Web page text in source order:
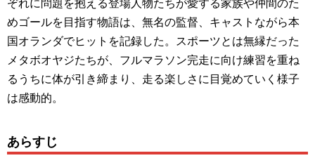
めゴールを目指す物語は、無名の監督、キャストながら本
国オランダでヒットを記録した。スポーツとは無縁だった
メタボオヤジたちが、フルマラソン完走に向け練習を重ね
るうちに体が引き締まり、走る楽しさに目覚めていく様子
は感動的。
あらすじ